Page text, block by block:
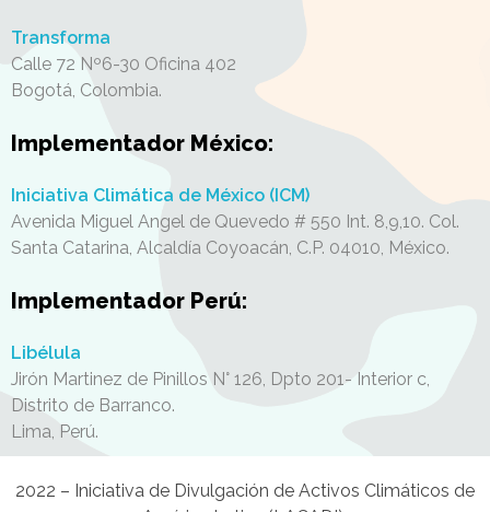
Transforma
Calle 72 Nº6-30 Oficina 402
Bogotá, Colombia.
Implementador México:
Iniciativa Climática de México (ICM)
Avenida Miguel Angel de Quevedo # 550 Int. 8,9,10. Col.
Santa Catarina, Alcaldía Coyoacán, C.P. 04010 , México.
Implementador Perú:
Libélula
Jirón Martinez de Pinillos N° 126, Dpto 201- Interior c,
Distrito de Barranco.
Lima, Perú.
2022 – Iniciativa de Divulgación de Activos Climáticos de